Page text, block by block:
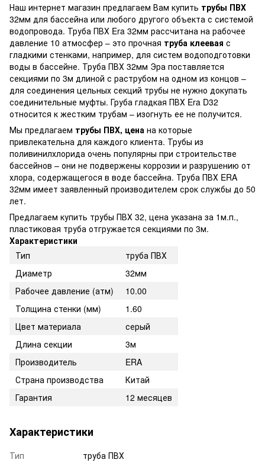
Наш интернет магазин предлагаем Вам купить трубы ПВХ
32мм для бассейна или любого другого объекта с системой
водопровода. Труба ПВХ Era 32мм рассчитана на рабочее
давление 10 атмосфер – это прочная труба клеевая с
гладкими стенками, например, для систем водоподготовки
воды в бассейне. Труба ПВХ 32мм Эра поставляется
секциями по 3м длиной с раструбом на одном из концов –
для соединения цельных секций трубы не нужно докупать
соединительные муфты. Груба гладкая ПВХ Era D32
относится к жестким трубам – изогнуть ее не получится.
Мы предлагаем трубы ПВХ, цена на которые
привлекательна для каждого клиента. Трубы из
поливинилхлорида очень популярны при строительстве
бассейнов – они не подвержены коррозии и разрушению от
хлора, содержащегося в воде бассейна. Труба ПВХ ERA
32мм имеет заявленный производителем срок службы до 50
лет.
Предлагаем купить трубы ПВХ 32, цена указана за 1м.п.,
пластиковая труба отгружается секциями по 3м.
Характеристики
Тип
труба ПВХ
Диаметр
32мм
Рабочее давление (атм)
10.00
Толщина стенки (мм)
1.60
Цвет материала
серый
Длина секции
3м
Производитель
ERA
Страна производства
Китай
Гарантия
12 месяцев
Характеристики
Тип
труба ПВХ